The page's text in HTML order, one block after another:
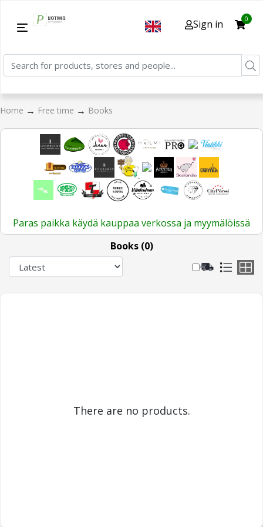
Sign in 0
Home → Free time → Books
Paras paikka käydä kauppaa verkossa ja myymälöissä
Books (0)
There are no products.